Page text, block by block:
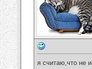
я считаю,что не